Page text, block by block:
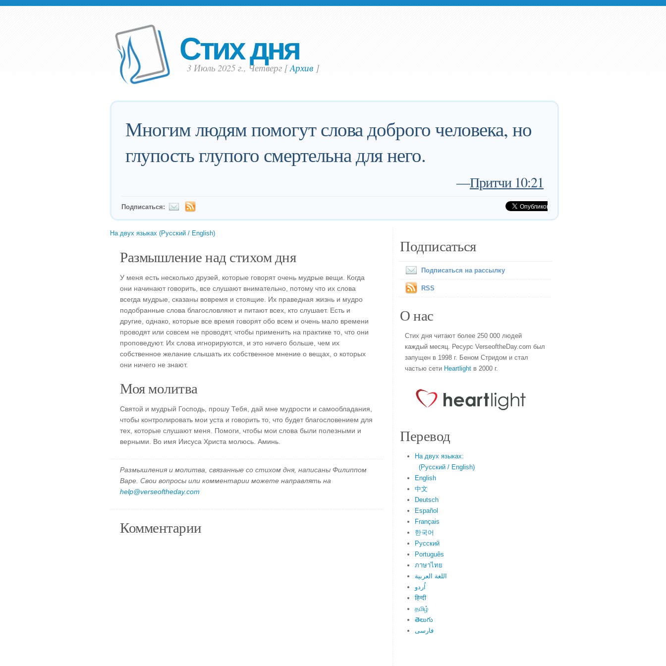
Стих дня
3 Июль 2025 г., Четверг [Aрхив]
Многим людям помогут слова доброго человека, но
глупость глупого смертельна для него.
—Притчи 10:21
Подписаться:
На двух языках (Русский / English)
Размышление над стихом дня
У меня есть несколько друзей, которые говорят очень мудрые вещи. Когда
они начинают говорить, все слушают внимательно, потому что их слова
всегда мудрые, сказаны вовремя и стоящие. Их праведная жизнь и мудро
подобранные слова благословляют и питают всех, кто слушает. Есть и
другие, однако, которые все время говорят обо всем и очень мало времени
проводят или совсем не проводят, чтобы применить на практике то, что они
проповедуют. Их слова игнорируются, и это ничего больше, чем их
собственное желание слышать их собственное мнение о вещах, о которых
они ничего не знают.
Моя молитва
Святой и мудрый Господь, прошу Тебя, дай мне мудрости и самообладания,
чтобы контролировать мои уста и говорить то, что будет благословением для
тех, которые слушают меня. Помоги, чтобы мои слова были полезными и
верными. Во имя Иисуса Христа молюсь. Аминь.
Размышления и молитва, связанные со стихом дня, написаны Филиппом
Варе. Свои вопросы или комментарии можете направлять на
help@verseoftheday.com
Комментарии
Подписаться
Подписаться на рассылку
RSS
О нас
Стих дня читают более 250 000 людей
каждый месяц. Ресурс VerseoftheDay.com был
запущен в 1998 г. Беном Стридом и стал
частью сети Heartlight в 2000 г.
Перевод
На двух языках:
(Русский / English)
English
中文
Deutsch
Español
Français
한국어
Русский
Português
ภาษาไทย
اللغة العربية
اُردو
हिन्दी
தமிழ்
తెలుగు
فارسی